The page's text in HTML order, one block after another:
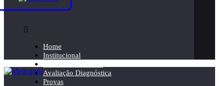
Home
Institucional
Avaliação Diagnóstica
Provas